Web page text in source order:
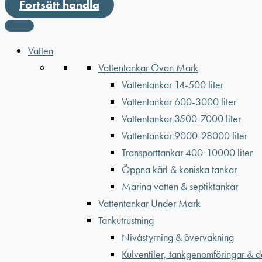
Fortsätt handla
Vatten
Vattentankar Ovan Mark
Vattentankar 14-500 liter
Vattentankar 600-3000 liter
Vattentankar 3500-7000 liter
Vattentankar 9000-28000 liter
Transporttankar 400-10000 liter
Öppna kärl & koniska tankar
Marina vatten & septiktankar
Vattentankar Under Mark
Tankutrustning
Nivåstyrning & övervakning
Kulventiler, tankgenomföringar &